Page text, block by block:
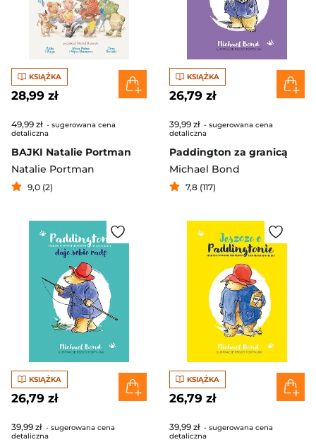
KSIĄŻKA
28,99 zł
49,99 zł - sugerowana cena
detaliczna
BAJKI Natalie Portman
Natalie Portman
9,0 (2)
KSIĄŻKA
26,79 zł
39,99 zł - sugerowana cena
detaliczna
Paddington za granicą
Michael Bond
7,8 (117)
KSIĄŻKA
26,79 zł
39,99 zł - sugerowana cena
detaliczna
KSIĄŻKA
26,79 zł
39,99 zł - sugerowana cena
detaliczna